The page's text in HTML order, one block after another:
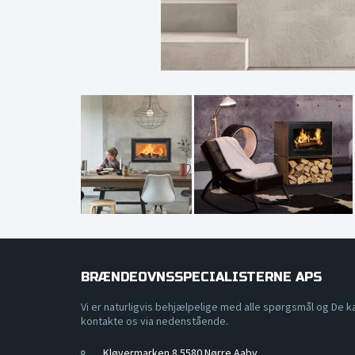
BRÆNDEOVNSSPECIALISTERNE APS
Vi er naturligvis behjælpelige med alle spørgsmål og De
kontakte os via nedenstående.